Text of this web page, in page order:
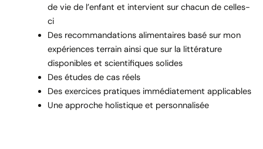
de vie de l’enfant et intervient sur chacun de celles-
ci
Des recommandations alimentaires basé sur mon
expériences terrain ainsi que sur la littérature
disponibles et scientifiques solides
Des études de cas réels
Des exercices pratiques immédiatement applicables
Une approche holistique et personnalisée